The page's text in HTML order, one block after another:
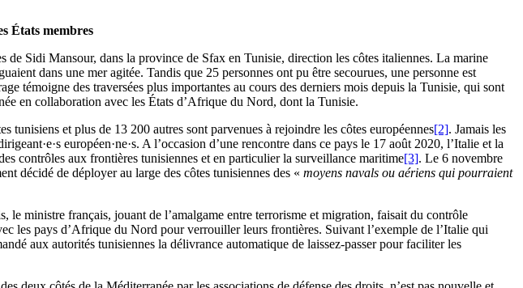
États membres
Sidi Mansour, dans la province de Sfax en Tunisie, direction les côtes italiennes. La marine
dans une mer agitée. Tandis que 25 personnes ont pu être secourues, une personne est
témoigne des traversées plus importantes au cours des derniers mois depuis la Tunisie, qui sont
en collaboration avec les États d’Afrique du Nord, dont la Tunisie.
tunisiens et plus de 13 200 autres sont parvenues à rejoindre les côtes européennes[2]. Jamais les
européen·ne·s. A l’occasion d’une rencontre dans ce pays le 17 août 2020, l’Italie et la
contrôles aux frontières tunisiennes et en particulier la surveillance maritime[3]. Le 6 novembre
décidé de déployer au large des côtes tunisiennes des « moyens navals ou aériens qui pourraient
le ministre français, jouant de l’amalgame entre terrorisme et migration, faisait du contrôle
les pays d’Afrique du Nord pour verrouiller leurs frontières. Suivant l’exemple de l’Italie qui
aux autorités tunisiennes la délivrance automatique de laissez-passer pour faciliter les